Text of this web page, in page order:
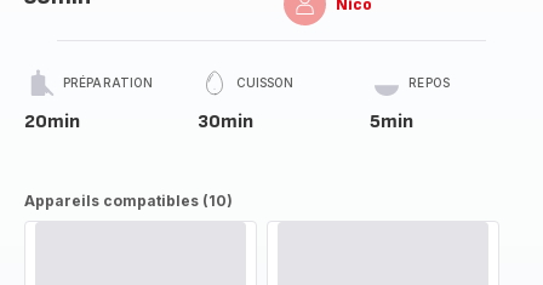
Nico
PRÉPARATION
20min
CUISSON
30min
REPOS
5min
Appareils compatibles (10)